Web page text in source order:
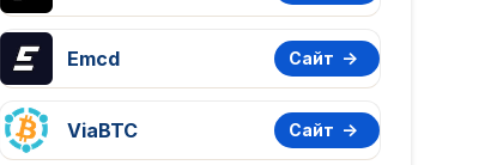
Emcd Сайт
ViaBTC Сайт